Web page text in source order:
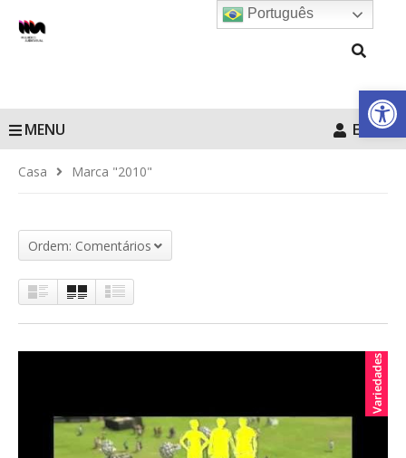
Barra de
MENU Entrar
Casa Marca "2010"
Ordem: Comentários
Português